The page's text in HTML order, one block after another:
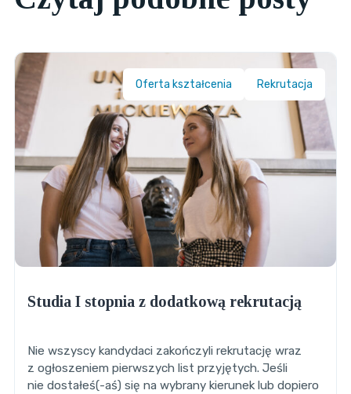
Oferta kształcenia Rekrutacja
Studia I stopnia z dodatkową rekrutacją
Nie wszyscy kandydaci zakończyli rekrutację wraz
z ogłoszeniem pierwszych list przyjętych. Jeśli
nie dostałeś(-aś) się na wybrany kierunek lub dopiero